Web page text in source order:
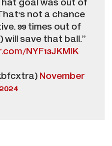
goal was out of
not a chance
99 times out of
will save that ball.”
NYF13JKMIK
November